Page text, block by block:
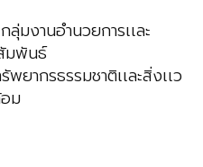
ลุ่มงานอำนวยการเเละ
มพันธ์
พยากรธรรมชาติเเละสิ่งเเว
ม